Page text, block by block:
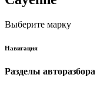
Выберите марку
Навигация
Разделы авторазбора